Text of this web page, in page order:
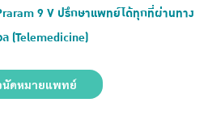
9 V ปรึกษาแพทย์ได้ทุกที่ผ่านทาง
(Telemedicine)
นัดหมายแพทย์